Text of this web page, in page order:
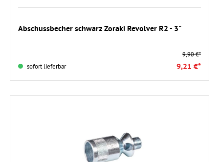
Abschussbecher schwarz Zoraki Revolver R2 - 3"
sofort lieferbar
9,90 €*
9,21 €*